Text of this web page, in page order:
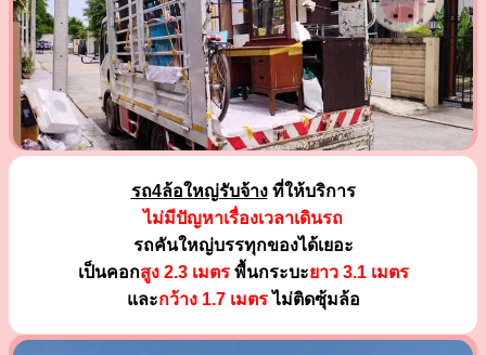
รถ4ล้อใหญ่รับจ้างที่ให้บริการ
ไม่มีปัญหาเรื่องเวลาเดินรถ
รถคันใหญ่บรรทุกของได้เยอะ
เป็นคอกสูง 2.3 เมตรพื้นกระบะยาว 3.1 เมตร
และกว้าง 1.7 เมตรไม่ติดซุ้มล้อ